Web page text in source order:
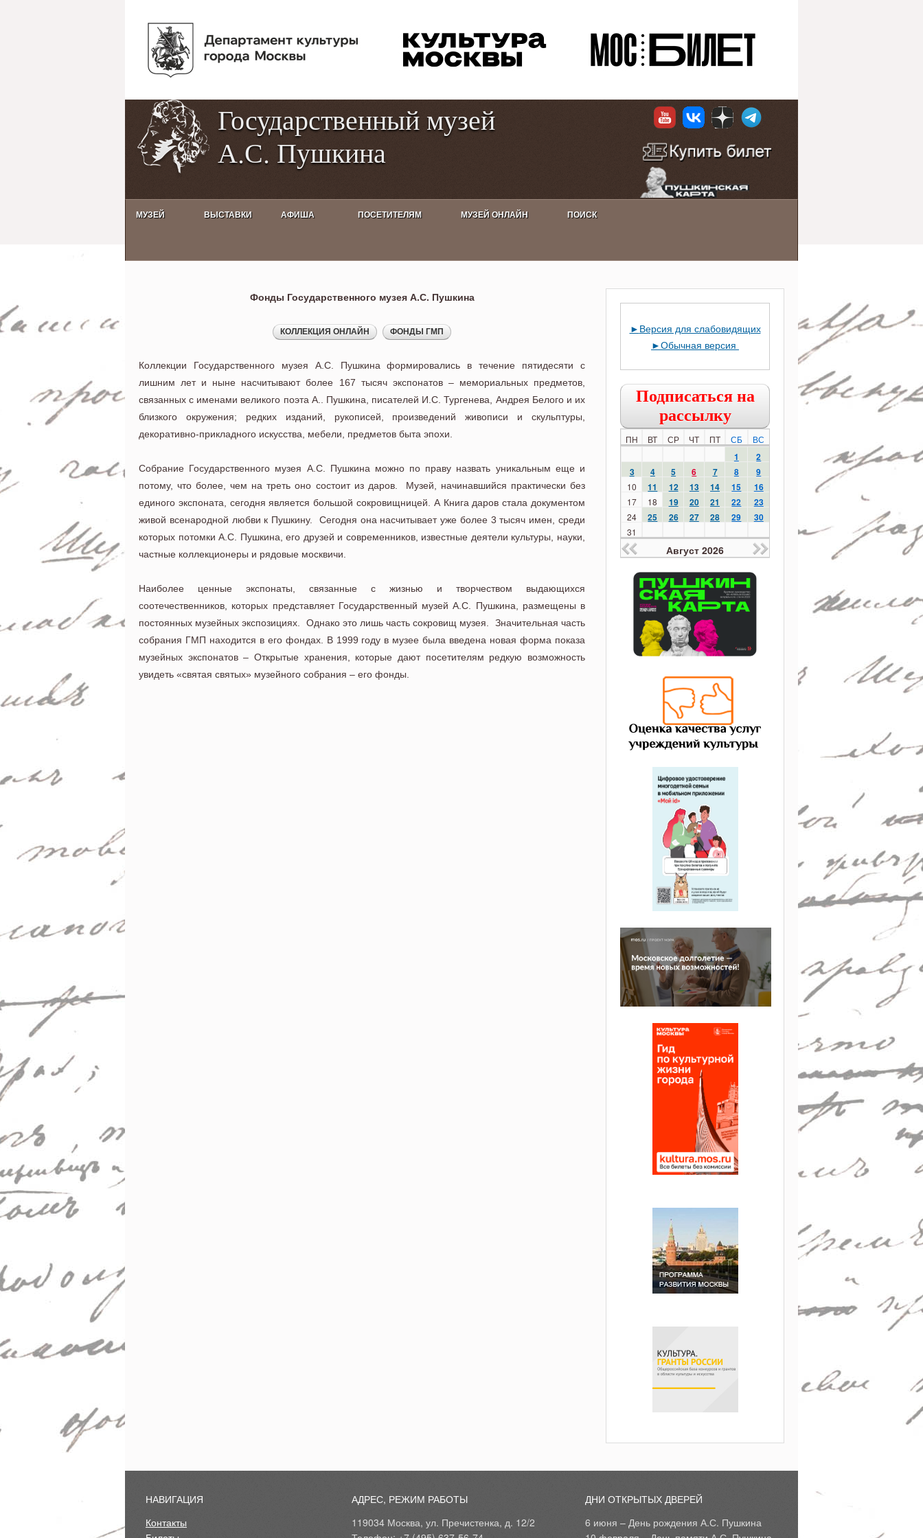
содержанию
contrast
Государственный музей
А.С. Пушкина
МУЗЕЙ ВЫСТАВКИ АФИША ПОСЕТИТЕЛЯМ МУЗЕЙ ОНЛАЙН ПОИСК
Фонды Государственного музея А.С. Пушкина
Коллекции Государственного музея А.С. Пушкина формировались в течение пятидесяти с
лишним лет и ныне насчитывают более 167 тысяч экспонатов – мемориальных предметов,
связанных с именами великого поэта А.. Пушкина, писателей И.С. Тургенева, Андрея Белого и их
близкого окружения; редких изданий, рукописей, произведений живописи и скульптуры,
декоративно-прикладного искусства, мебели, предметов быта эпохи.
Собрание Государственного музея А.С. Пушкина можно по праву назвать уникальным еще и
потому, что более, чем на треть оно состоит из даров. Музей, начинавшийся практически без
единого экспоната, сегодня является большой сокровищницей. А Книга даров стала документом
живой всенародной любви к Пушкину. Сегодня она насчитывает уже более 3 тысяч имен, среди
которых потомки А.С. Пушкина, его друзей и современников, известные деятели культуры, науки,
частные коллекционеры и рядовые москвичи.
Наиболее ценные экспонаты, связанные с жизнью и творчеством выдающихся
соотечественников, которых представляет Государственный музей А.С. Пушкина, размещены в
постоянных музейных экспозициях. Однако это лишь часть сокровищ музея. Значительная часть
собрания ГМП находится в его фондах. В 1999 году в музее была введена новая форма показа
музейных экспонатов – Открытые хранения, которые дают посетителям редкую возможность
увидеть «святая святых» музейного собрания – его фонды.
► Версия для слабовидящих
►Обычная версия
Подписаться на
рассылку
ПН ВТ СР ЧТ ПТ СБ ВС
1
2
3
4 5 6 7 8 9
10 11 12 13 14 15 16
17 18 19 20 21 22 23
24 25 26 27 28 29 30
31
Август 2026
НАВИГАЦИЯ
Контакты
АДРЕС, РЕЖИМ РАБОТЫ
119034 Москва, ул. Пречистенка, д. 12/2
ДНИ ОТКРЫТЫХ ДВЕРЕЙ
6 июня – День рождения А.С. Пушкина